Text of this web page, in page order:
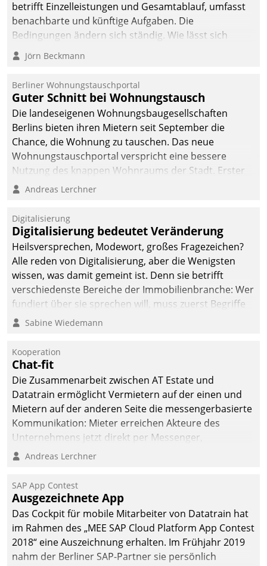
betrifft Einzelleistungen und Gesamtablauf, umfasst
benachbarte und künftige Aufgaben. Die
Bedingungen ändern sich ständig. Wie lässt sich
technisch die Kontrolle wahren und zugleich Freiraum
fürs Wachsen öffnen?
Jörn Beckmann
Berliner Wohnungstauschportal
Guter Schnitt bei Wohnungstausch
Die landeseigenen Wohnungsbaugesellschaften
Berlins bieten ihren Mietern seit September die
Chance, die Wohnung zu tauschen. Das neue
Wohnungstauschportal verspricht eine bessere
Nutzung des knappen Wohnraums der Stadt. Erster
Anwendungsfall für Datatrains Lösung API-Hub mit
Unternehmen.
Andreas Lerchner
Digitalisierung
Digitalisierung bedeutet Veränderung
Heilsversprechen, Modewort, großes Fragezeichen?
Alle reden von Digitalisierung, aber die Wenigsten
wissen, was damit gemeint ist. Denn sie betrifft
verschiedenste Bereiche der Immobilienbranche: Wer
fundiert über sie sprechen will, muss zuerst Begriffe
klären. Ein Aspekt ist die betriebliche Optimierung:
Einsparungen durch optimierte und automatisierte
Prozesse. Doch man darf nicht zu viel erwarten: Allein
mit der Einführung einer neuen Software ist es nicht
getan. Die Digitalisierung erfordert von Unternehmen
die Bereitschaft, sich zu überprüfen, zu hinterfragen
und zu verändern.
Sabine Wiedemann
Kooperation
Chat-fit
Die Zusammenarbeit zwischen AT Estate und
Datatrain ermöglicht Vermietern auf der einen und
Mietern auf der anderen Seite die messengerbasierte
Kommunikation: Mieter erreichen Akteure des
Unternehmens jetzt direkt per Messenger,
Mitarbeiter oder Dienstleister empfangen oder
Andreas Lerchner
SAP App Contest
Ausgezeichnete App
Das Cockpit für mobile Mitarbeiter von Datatrain hat
im Rahmen des „MEE SAP Cloud Platform App Contest
2018“ eine Auszeichnung erhalten. Im Frühjahr 2019
nahm der Berliner SAP-Partner sie persönlich